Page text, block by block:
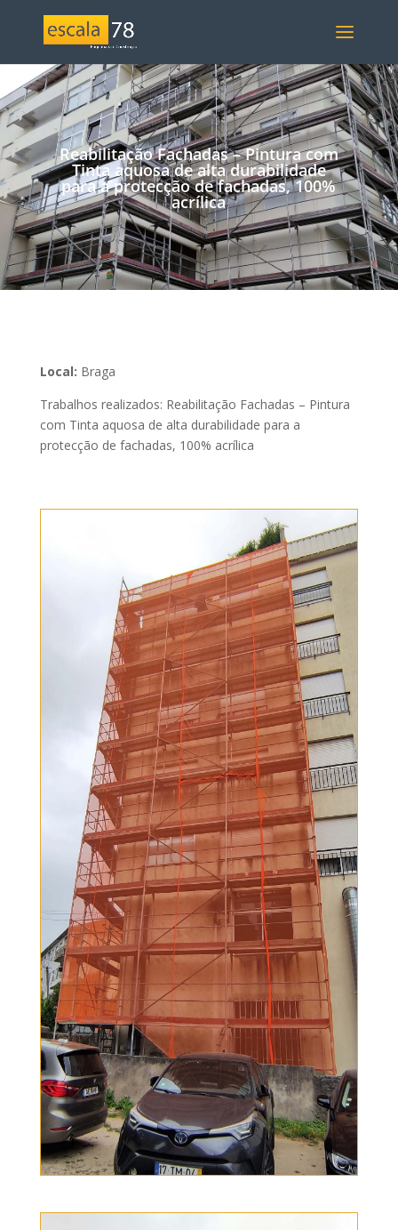
Reabilitação Fachadas – Pintura com
Tinta aquosa de alta durabilidade
para a protecção de fachadas, 100%
acrílica
Local: Braga
Trabalhos realizados: Reabilitação Fachadas – Pintura
com Tinta aquosa de alta durabilidade para a
protecção de fachadas, 100% acrílica